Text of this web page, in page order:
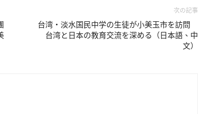
次の記事
台湾・淡水国民中学の生徒が小美玉市を訪問
台湾と日本の教育交流を深める（日本語、中
文）